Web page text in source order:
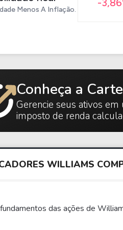
Menos A Inflação.
-
Conheça a
Gerencie seus ativos
imposto de renda
WILLIAMS
das ações de